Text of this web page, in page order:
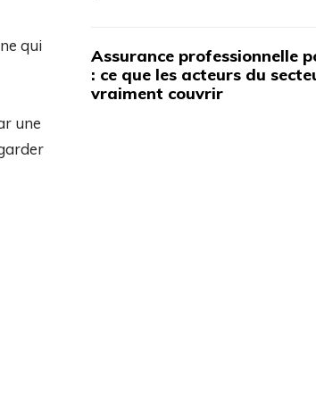
qui
une
Assurance professionnelle
: ce que les acteurs du
vraiment couvrir